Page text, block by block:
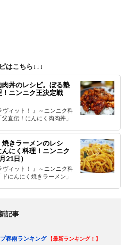
はこちら↓↓↓
肉丼のレシピ。ぼる塾
ニンニク王決定戦
ィット！ 』～ニンニク料
直伝！にんにく肉肉丼」
焼きラーメンのレシ
にく料理！ニンニク
21日）
ィット！ 』～ニンニク料
にんにく焼きラーメン」
記事
春雨ランキング 【最新ランキング！】